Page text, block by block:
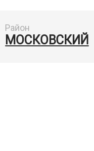
Район
МОСКОВСКИЙ